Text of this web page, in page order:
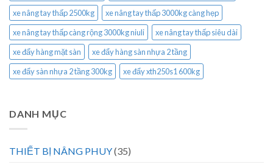
xe nâng tay thấp 2500kg
xe nâng tay thấp 3000kg càng hẹp
xe nâng tay thấp càng rộng 3000kg niuli
xe nâng tay thấp siêu dài
xe đẩy hàng mặt sàn
xe đẩy hàng sàn nhựa 2 tầng
xe đẩy sàn nhựa 2 tầng 300kg
xe đẩy xth250s1 600kg
DANH MỤC
THIẾT BỊ NÂNG PHUY(35)